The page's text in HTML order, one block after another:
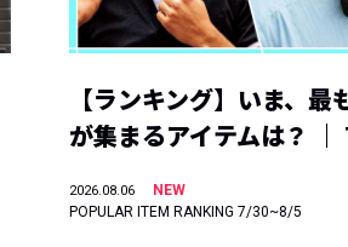
【ランキング】いま、最
が集まるアイテムは？ ｜
2026.08.06
NEW
POPULAR ITEM RANKING 7/30~8/5